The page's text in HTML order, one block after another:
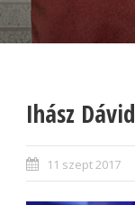
Ihász Dávid
11 szept 2017